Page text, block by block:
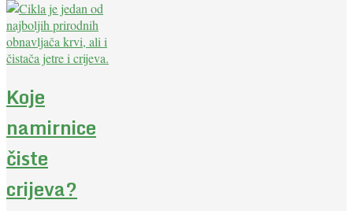
Koje
namirnice
čiste
crijeva?